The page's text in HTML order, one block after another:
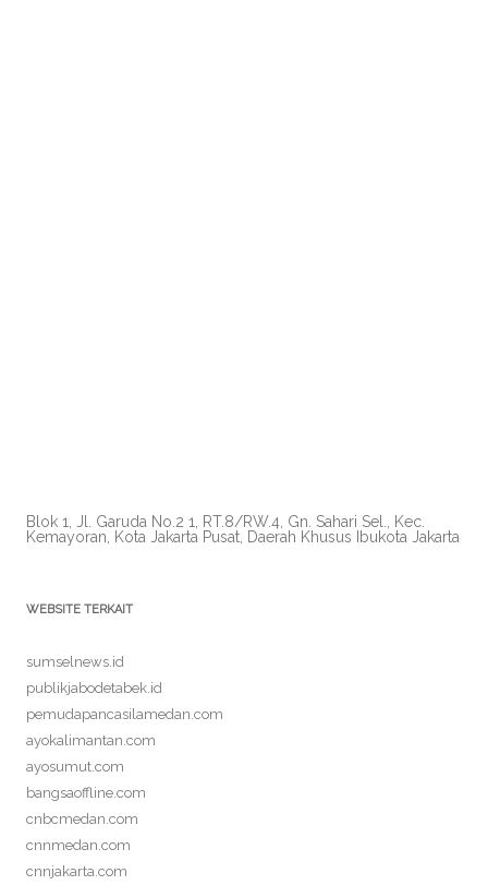
Blok 1, Jl. Garuda No.2 1, RT.8/RW.4, Gn. Sahari Sel., Kec.
Kemayoran, Kota Jakarta Pusat, Daerah Khusus Ibukota Jakarta
WEBSITE TERKAIT
sumselnews.id
publikjabodetabek.id
pemudapancasilamedan.com
ayokalimantan.com
ayosumut.com
bangsaoffline.com
cnbcmedan.com
cnnmedan.com
cnnjakarta.com